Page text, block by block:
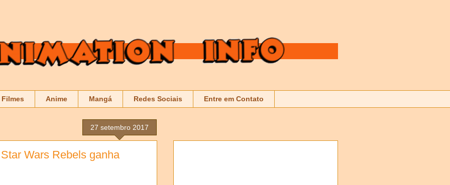
Filmes Anime Mangá Redes Sociais Entre em Contato
27 setembro 2017
Wars Rebels ganha